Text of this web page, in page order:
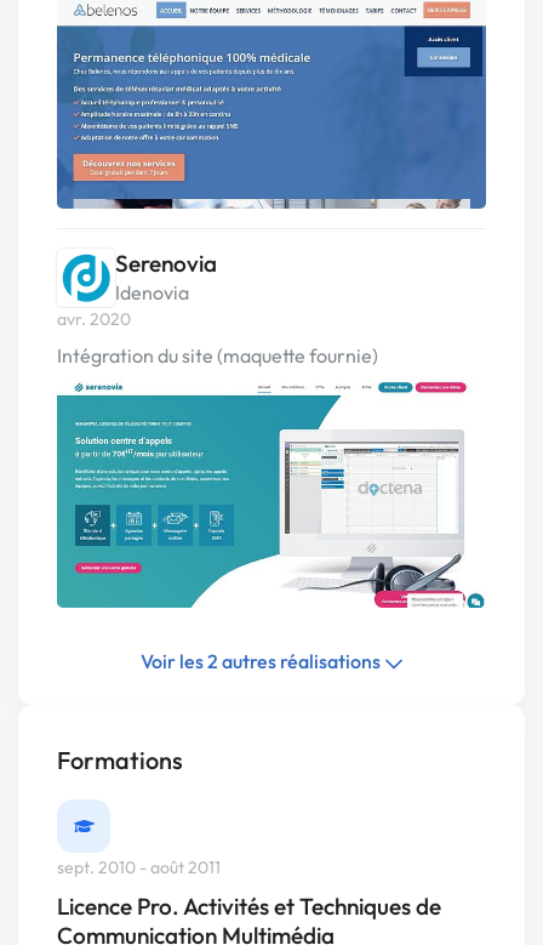
Serenovia
Idenovia
avr. 2020
Intégration du site (maquette fournie)
Voir les 2 autres réalisations
Formations
sept. 2010 - août 2011
Licence Pro. Activités et Techniques de
Communication Multimédia